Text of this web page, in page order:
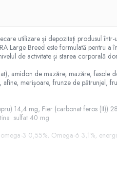
utilizare și depozitați produsul
Large Breed este formulată pentru a
de activitate și starea corporală
amidon de mazăre, mazăre, fasole
merișoare, frunze de pătrunjel,
14,4 mg, Fier (carbonat feros (II))
sulfat 40 mg
3 0,55%, Omega-6 3,1%,